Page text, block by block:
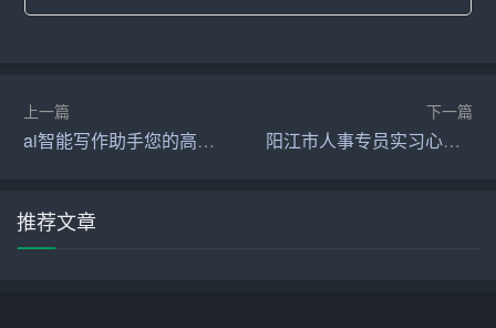
最后，写作是一种专业素养和职业责任的体现。在培训
要，还是为了提升自己的职业地位和声望。因此，在日常
教学中，我们要注重写论文、发表文章，通过文字来展示
总之，这次2024暑期教师研修培训让我深刻认识到写作对
于教师的重要性。作为一名经验丰富的写作高手，我将以
上一篇
ai智能写作助手您的高效文案创作利器
下一篇
阳江市人事专员实习心得体会
推荐文章